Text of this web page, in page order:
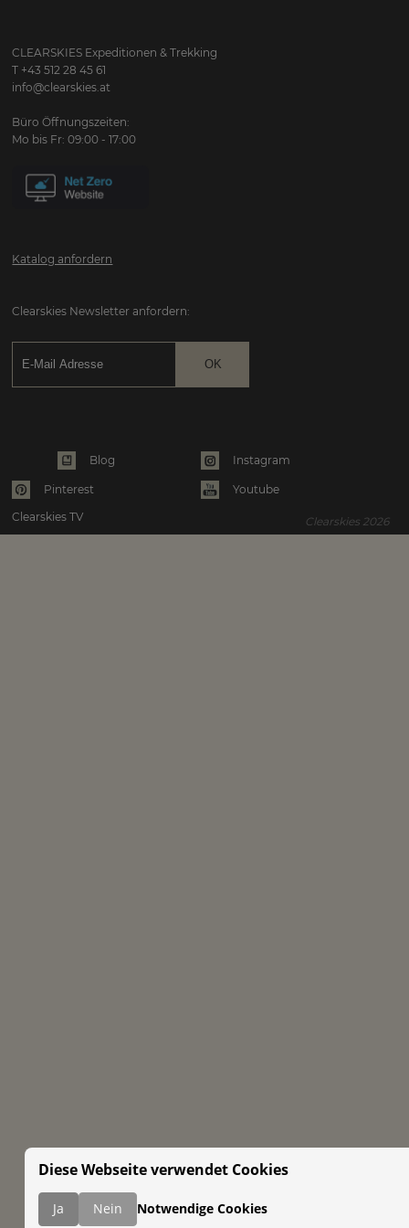
CLEARSKIES Expeditionen & Trekking
T +43 512 28 45 61
info@clearskies.at
Büro Öffnungszeiten:
Mo bis Fr: 09:00 - 17:00
Katalog anfordern
Clearskies Newsletter anfordern:
Blog Instagram
Pinterest
Youtube
Clearskies TV
Clearskies 2026
Diese Webseite verwendet Cookies
Ja Nein Notwendige Cookies